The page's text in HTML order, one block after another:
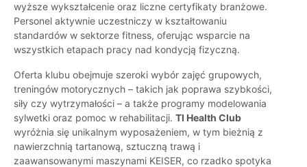
wyższe wykształcenie oraz liczne certyfikaty branżowe.
Personel aktywnie uczestniczy w kształtowaniu
standardów w sektorze fitness, oferując wsparcie na
wszystkich etapach pracy nad kondycją fizyczną.
Oferta klubu obejmuje szeroki wybór zajęć grupowych,
treningów motorycznych – takich jak poprawa szybkości,
siły czy wytrzymałości – a także programy modelowania
sylwetki oraz pomoc w rehabilitacji. TI Health Club
wyróżnia się unikalnym wyposażeniem, w tym bieżnią z
nawierzchnią tartanową, sztuczną trawą i
zaawansowanymi maszynami KEISER, co rzadko spotyka